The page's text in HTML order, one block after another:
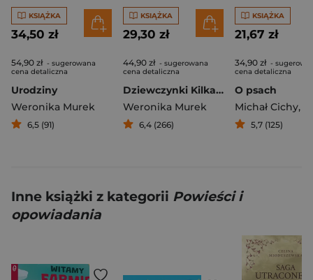
KSIĄŻKA
34,50 zł
54,90 zł - sugerowana
cena detaliczna
Urodziny
Weronika Murek
6,5 (91)
KSIĄŻKA
29,30 zł
44,90 zł - sugerowana
cena detaliczna
Dziewczynki Kilka esejów o stawaniu się
Weronika Murek
6,4 (266)
KSIĄŻKA
21,67 zł
34,90 zł -
cena detaliczna
O psach
Michał Cichy,
5,7 (125)
Inne książki z kategorii Powieści i
opowiadania